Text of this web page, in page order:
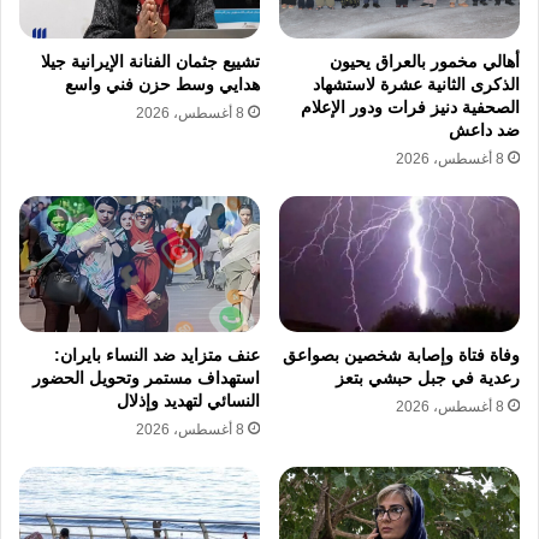
وواصل مخيون تألقه في السنوات الأخيرة بأدوار
معقدة ومميزة في مسلسلات مثل “البرنس”،
أهالي مخمور بالعراق يحيون
الذكرى الثانية عشرة لاستشهاد
الصحفية دنيز فرات ودور الإعلام
ضد داعش
8 أغسطس، 2026
تشييع جثمان الفنانة الإيرانية جيلا
هدايي وسط حزن فني واسع
8 أغسطس، 2026
وفاة فتاة وإصابة شخصين بصواعق
رعدية في جبل حبشي بتعز
8 أغسطس، 2026
عنف متزايد ضد النساء بايران:
استهداف مستمر وتحويل الحضور
النسائي لتهديد وإذلال
8 أغسطس، 2026